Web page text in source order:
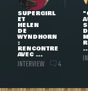
SUPERGIRL
ET
HELEN
DE
WYNDHORN
:
RENCONTRE
AVEC ...
INTERVIEW 4